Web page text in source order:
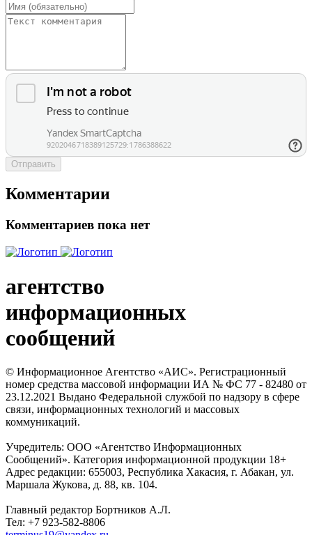
Отправить
Комментарии
Комментариев пока нет
агентство
информационных
сообщений
© Информационное Агентство «АИС». Регистрационный
номер средства массовой информации ИА № ФС 77 - 82480 от
23.12.2021 Выдано Федеральной службой по надзору в сфере
связи, информационных технологий и массовых
коммуникаций.
Учредитель: ООО «Агентство Информационных
Сообщений». Категория информационной продукции 18+
Адрес редакции: 655003, Республика Хакасия, г. Абакан, ул.
Маршала Жукова, д. 88, кв. 104.
Главный редактор Бортников А.Л.
Тел: +7 923-582-8806